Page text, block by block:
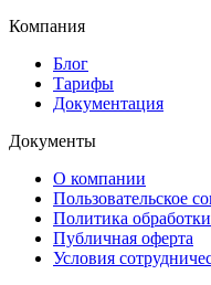
Компания
Блог
Тарифы
Документация
Документы
О компании
Пользовательское
Политика
Публичная оферта
Условия